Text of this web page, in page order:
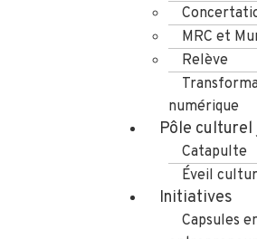
MRC et
Relève
numérique
Pôle culturel
Catapulte
Éveil
Initiatives
Capsules